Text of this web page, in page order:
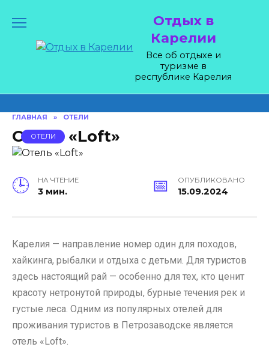
Отдых в
Карелии
Все об отдыхе и
туризме в
республике Карелия
ГЛАВНАЯ » ОТЕЛИ
Отель «Loft»
ОТЕЛИ
НА ЧТЕНИЕ
3 мин.
ОПУБЛИКОВАНО
15.09.2024
Карелия — направление номер один для походов,
хайкинга, рыбалки и отдыха с детьми. Для туристов
здесь настоящий рай — особенно для тех, кто ценит
красоту нетронутой природы, бурные течения рек и
густые леса. Одним из популярных отелей для
проживания туристов в Петрозаводске является
отель «Loft».